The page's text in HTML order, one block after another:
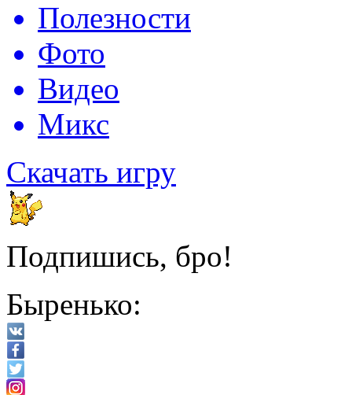
Полезности
Фото
Видео
Микс
Скачать игру
Подпишись, бро!
Быренько: